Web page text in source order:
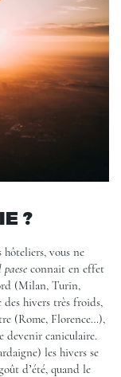
?
vous ne
paese connait en effet
(Milan, Turin,
hivers très froids,
(Rome, Florence…),
devenir caniculaire.
les hivers se
d’été, quand le